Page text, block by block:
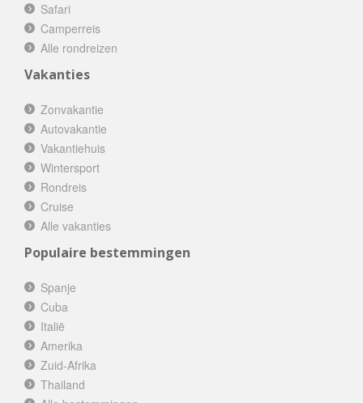
Safari
Camperreis
Alle rondreizen
Vakanties
Zonvakantie
Autovakantie
Vakantiehuis
Wintersport
Rondreis
Cruise
Alle vakanties
Populaire bestemmingen
Spanje
Cuba
Italië
Amerika
Zuid-Afrika
Thailand